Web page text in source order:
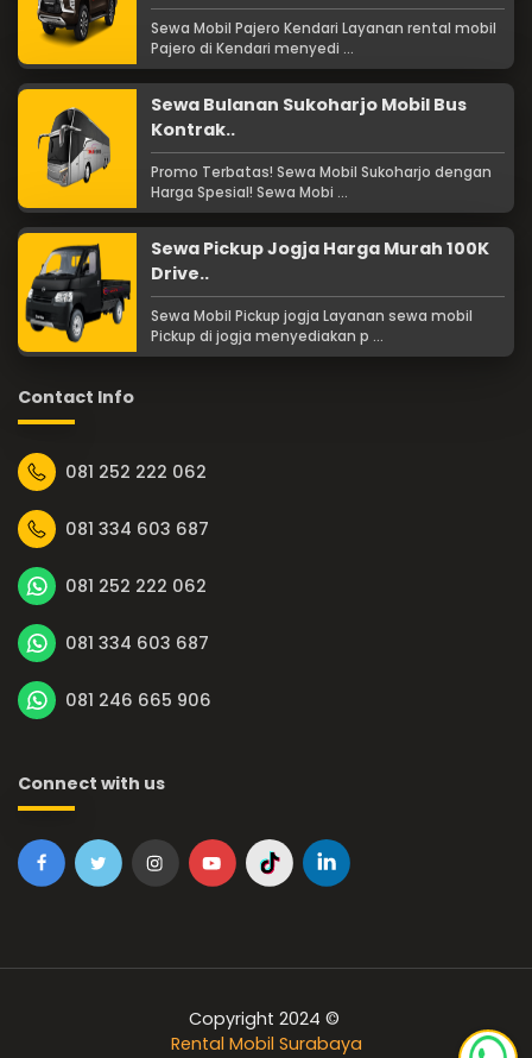
Sewa Mobil Pajero Kendari Layanan rental mobil
Pajero di Kendari menyedi ...
Sewa Bulanan Sukoharjo Mobil Bus
Kontrak..
Promo Terbatas! Sewa Mobil Sukoharjo dengan
Harga Spesial! Sewa Mobi ...
Sewa Pickup Jogja Harga Murah 100K
Drive..
Sewa Mobil Pickup jogja Layanan sewa mobil
Pickup di jogja menyediakan p ...
Contact Info
081 252 222 062
081 334 603 687
081 252 222 062
081 334 603 687
081 246 665 906
Connect with us
Copyright 2024 ©
Rental Mobil Surabaya